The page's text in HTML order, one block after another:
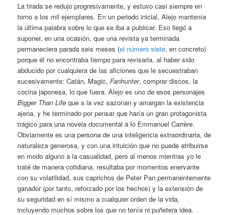
La tirada se redujo progresivamente, y estuvo casi siempre en
torno a los mil ejemplares. En un periodo inicial, Alejo mantenía
la última palabra sobre lo que se iba a publicar. Eso llegó a
suponer, en una ocasión, que una revista ya terminada
permaneciera parada seis meses (el número siete, en concreto)
porque él no encontraba tiempo para revisarla, al haber sido
abducido por cualquiera de las aficiones que le secuestraban
sucesivamente: Catán, Magic,Fanhunter, comprar discos, la
cocina japonesa, lo que fuera. Alejo es uno de esos personajes
Bigger Than Life que a la vez sazonan y amargan la existencia
ajena, y he terminado por pensar que haría un gran protagonista
trágico para una novela documental a lo Emmanuel Carrère.
Obviamente es una persona de una inteligencia extraordinaria, de
naturaleza generosa, y con una intuición que no puede atribuirse
en modo alguno a la casualidad, pero al menos mientras yo le
traté de manera cotidiana, resultaba por momentos enervante
con su volatilidad, sus caprichos de Peter Pan permanentemente
ganador (por tanto, reforzado por los hechos) y la extensión de
su seguridad en sí mismo a cualquier orden de la vida,
incluyendo muchos sobre los que no tenía ni puñetera idea.